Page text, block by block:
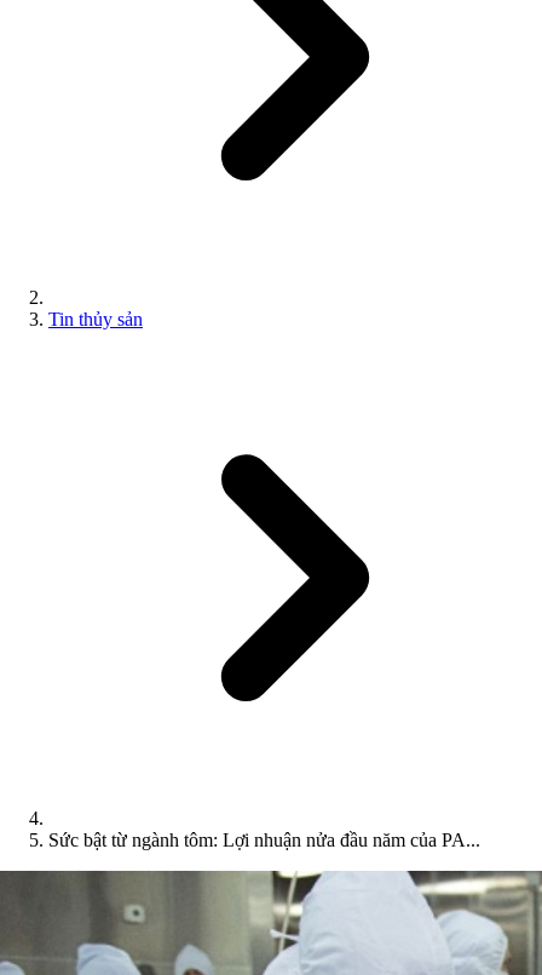
Tin thủy sản
Sức bật từ ngành tôm: Lợi nhuận nửa đầu năm của PA...